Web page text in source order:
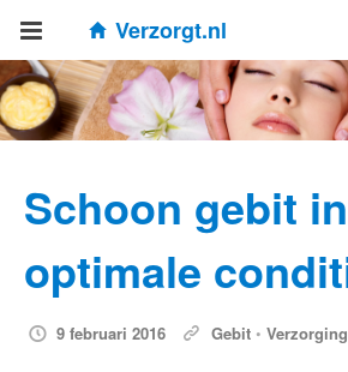
Verzorgt.nl
Schoon gebit in
optimale
9 februari 2016 Gebit• Verzorging